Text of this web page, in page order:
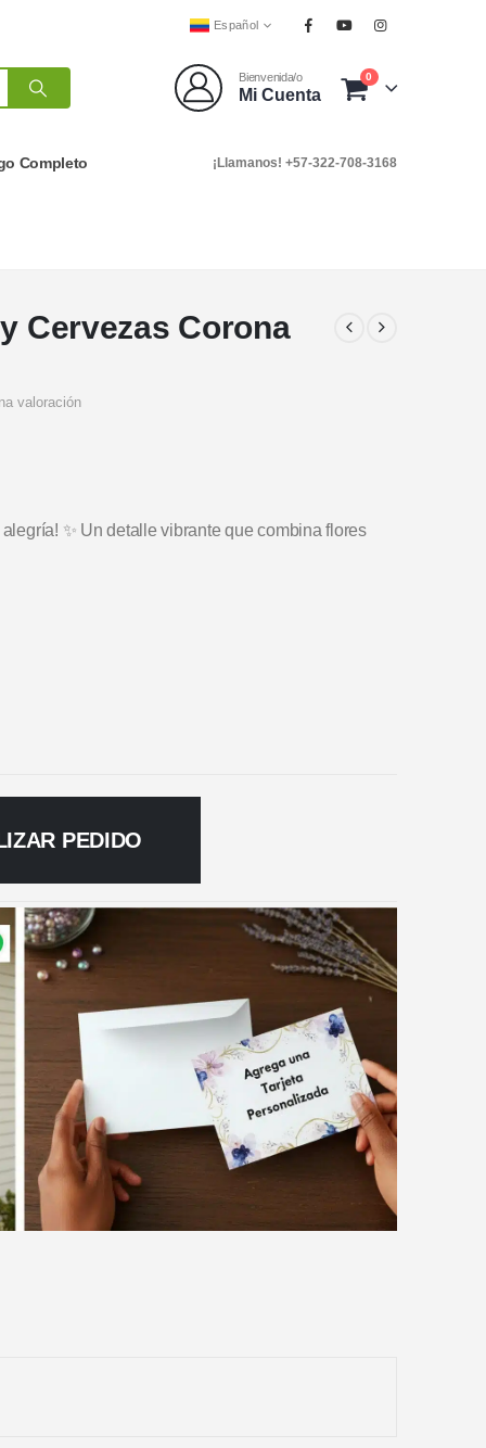
Español
Bienvenida/o
Mi Cuenta
0
Completo ¡Llamanos! +57-322-708-3168
Cervezas Corona
valoración
✨ Un detalle vibrante que combina flores
PEDIDO